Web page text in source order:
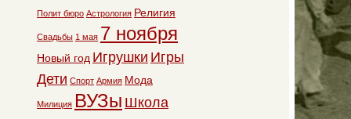
Полит бюро Астрология Религия
Свадьбы 1 мая 7 ноября
Новый год Игрушки Игры
Дети Спорт Армия Мода
Милиция ВУЗы Школа